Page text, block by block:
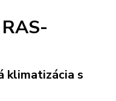
klimatizácia s